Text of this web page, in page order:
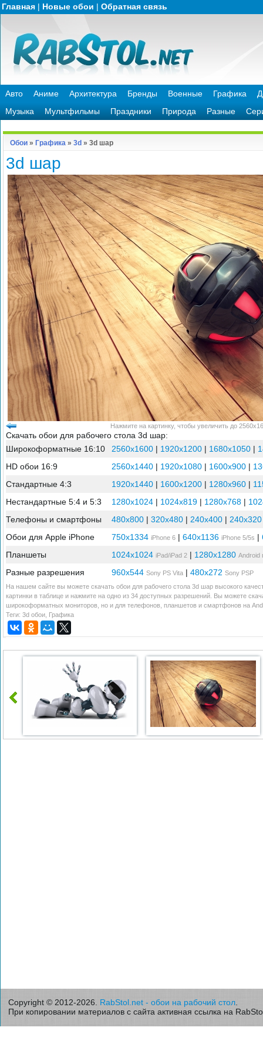
Главная | Новые обои | Обратная связь
Авто Аниме Архитектура Бренды Военные Графика
Музыка
Мультфильмы Праздники Природа Разные
Обои » Графика » 3d » 3d шар
3d шар
Нажмите на картинку, чтобы увеличить до
Скачать обои для рабочего стола 3d шар:
Широкоформатные 16:10
2560x1600 | 1920x1200 | 1680x1050 |
HD обои 16:9
2560x1440 | 1920x1080 | 1600x900 |
Стандартные 4:3
1920x1440 | 1600x1200 | 1280x960 |
Нестандартные 5:4 и 5:3
1280x1024 | 1024x819 | 1280x768 |
Телефоны и смартфоны
480x800 | 320x480 | 240x400 | 240x320
Обои для Apple iPhone
750x1334 iPhone 6 | 640x1136 iPhone 5/5s |
Планшеты
1024x1024 iPad/iPad 2 | 1280x1280 Android
Разные разрешения 960x544 Sony PS Vita | 480x272 Sony PSP
На нашем сайте вы можете скачать обои для рабочего стола 3d шар высокого
картинки в таблице и нажмите на одно из 34 доступных разрешений. Вы можете
широкоформатных мониторов, но и для телефонов, планшетов и смартфонов на
Теги: 3d обои Графика
Copyright © 2012-2026. RabStol.net - обои на рабочий стол
При копировании материалов с сайта активная ссылка на